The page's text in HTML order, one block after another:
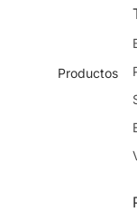
Productos